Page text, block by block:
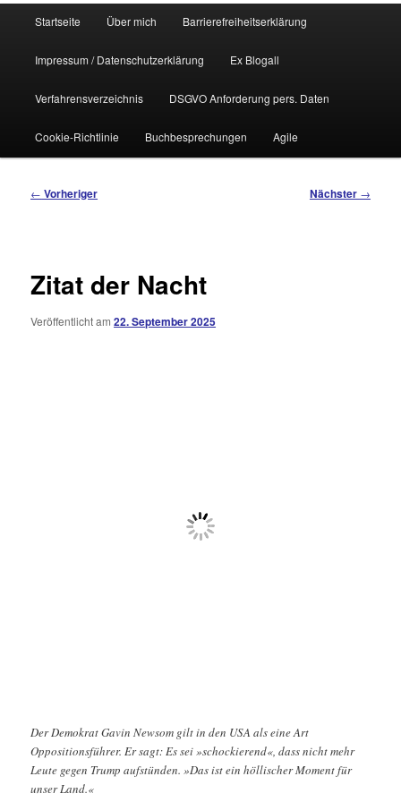
Startseite Über mich Barrierefreiheitserklärung
Impressum / Datenschutzerklärung Ex Blogall
Verfahrensverzeichnis DSGVO Anforderung pers. Daten
Cookie-Richtlinie Buchbesprechungen Agile
Beitragsnavigation
← Vorheriger Nächster →
Zitat der Nacht
Veröffentlicht am22. September 2025
Der Demokrat Gavin Newsom gilt in den USA als eine Art
Oppositionsführer. Er sagt: Es sei »schockierend«, dass nicht mehr
Leute gegen Trump aufstünden. »Das ist ein höllischer Moment für
unser Land.«